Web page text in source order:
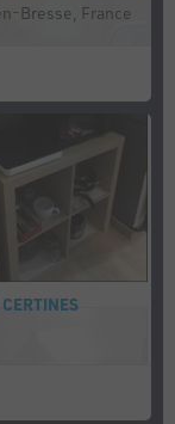
Bresse, France